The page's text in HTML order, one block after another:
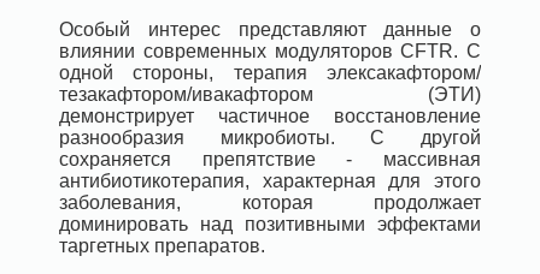
Особый интерес представляют данные о
влиянии современных модуляторов CFTR. С
одной стороны, терапия элексакафтором/
тезакафтором/ивакафтором (ЭТИ)
демонстрирует частичное восстановление
разнообразия микробиоты. С другой
сохраняется препятствие - массивная
антибиотикотерапия, характерная для этого
заболевания, которая продолжает
доминировать над позитивными эффектами
таргетных препаратов.